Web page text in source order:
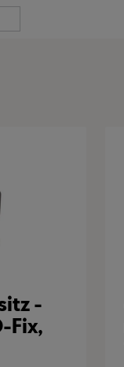
-
Fix,